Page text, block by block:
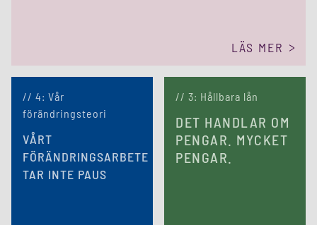
LÄS MER
// 4: Vår
förändringsteori
VÅRT
FÖRÄNDRINGSARBETE
TAR INTE PAUS
// 3: Hållbara lån
DET HANDLAR OM
PENGAR. MYCKET
PENGAR.